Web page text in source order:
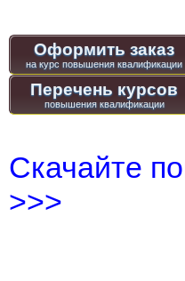
Оформить заказ
Перечень курсов
повышения квалификации
Скачайте
>>>